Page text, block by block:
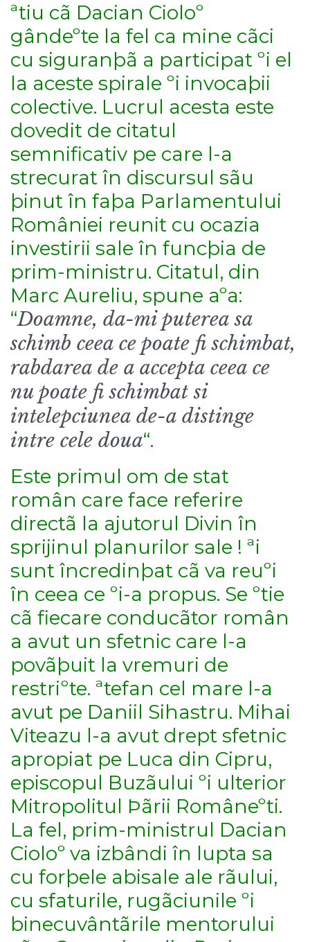
ªtiu cã Dacian Cioloº
gândeºte la fel ca mine cãci
cu siguranþã a participat ºi el
la aceste spirale ºi invocaþii
colective. Lucrul acesta este
dovedit de citatul
semnificativ pe care l-a
strecurat în discursul sãu
þinut în faþa Parlamentului
României reunit cu ocazia
investirii sale în funcþia de
prim-ministru. Citatul, din
Marc Aureliu, spune aºa:
“Doamne, da-mi puterea sa
schimb ceea ce poate fi schimbat,
rabdarea de a accepta ceea ce
nu poate fi schimbat si
intelepciunea de-a distinge
intre cele doua“.
Este primul om de stat
român care face referire
directã la ajutorul Divin în
sprijinul planurilor sale ! ªi
sunt încredinþat cã va reuºi
în ceea ce ºi-a propus. Se ºtie
cã fiecare conducãtor român
a avut un sfetnic care l-a
povãþuit la vremuri de
restriºte. ªtefan cel mare l-a
avut pe Daniil Sihastru. Mihai
Viteazu l-a avut drept sfetnic
apropiat pe Luca din Cipru,
episcopul Buzãului ºi ulterior
Mitropolitul Þãrii Româneºti.
La fel, prim-ministrul Dacian
Cioloº va izbândi în lupta sa
cu forþele abisale ale rãului,
cu sfaturile, rugãciunile ºi
binecuvântãrile mentorului